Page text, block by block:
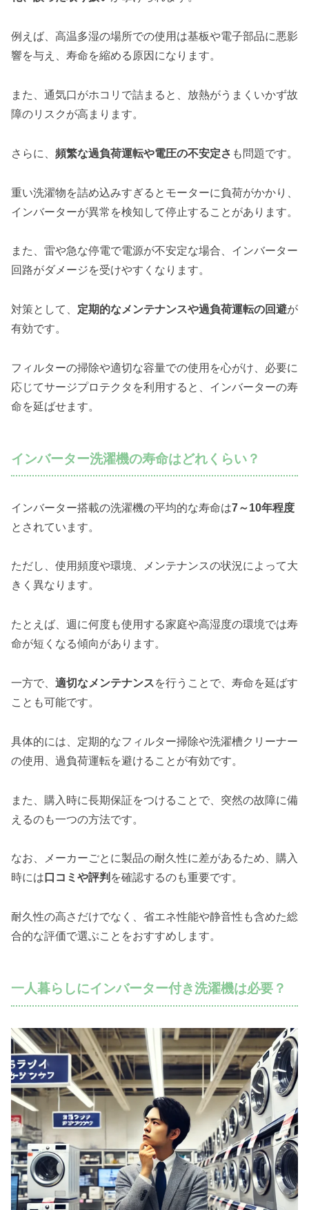
例えば、高温多湿の場所での使用は基板や電子部品に悪影
響を与え、寿命を縮める原因になります。
また、通気口がホコリで詰まると、放熱がうまくいかず故
障のリスクが高まります。
さらに、 頻繁な過負荷運転や電圧の不安定さ も問題です。
重い洗濯物を詰め込みすぎるとモーターに負荷がかかり、
インバーターが異常を検知して停止することがあります。
また、雷や急な停電で電源が不安定な場合、インバーター
回路がダメージを受けやすくなります。
対策として、 定期的なメンテナンスや過負荷運転の回避が
有効です。
フィルターの掃除や適切な容量での使用を心がけ、必要に
応じてサージプロテクタを利用すると、インバーターの寿
命を延ばせます。
インバーター洗濯機の寿命はどれくらい？
インバーター搭載の洗濯機の平均的な寿命は7～10年程度
とされています。
ただし、使用頻度や環境、メンテナンスの状況によって大
きく異なります。
たとえば、週に何度も使用する家庭や高湿度の環境では寿
命が短くなる傾向があります。
一方で、 適切なメンテナンスを行うことで、寿命を延ばす
ことも可能です。
具体的には、定期的なフィルター掃除や洗濯槽クリーナー
の使用、過負荷運転を避けることが有効です。
また、購入時に長期保証をつけることで、突然の故障に備
えるのも一つの方法です。
なお、メーカーごとに製品の耐久性に差があるため、購入
時には 口コミや評判 を確認するのも重要です。
耐久性の高さだけでなく、省エネ性能や静音性も含めた総
合的な評価で選ぶことをおすすめします。
一人暮らしにインバーター付き洗濯機は必要？